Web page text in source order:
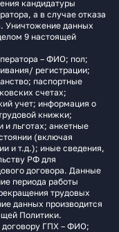
кандидатуры
а в случае отказа
Уничтожение данных
9 настоящей
– ФИО; пол;
регистрации;
паспортные
счетах;
учет; информация о
книжки;
и льготах; анкетные
(включая
и т.д.); иные сведения,
РФ для
договора. Данные
периода работы
трудовых
данных производится
Политики.
ГПХ – ФИО;